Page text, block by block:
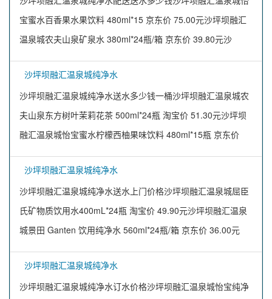
宝蜜水百香果水果饮料 480ml*15 京东价 75.00元沙坪坝融汇
温泉城农夫山泉矿泉水 380ml*24瓶/箱 京东价 39.80元沙
沙坪坝融汇温泉城纯净水
沙坪坝融汇温泉城纯净水送水多少钱一桶沙坪坝融汇温泉城农
夫山泉东方树叶茉莉花茶 500ml*24瓶 淘宝价 51.30元沙坪坝
融汇温泉城怡宝蜜水柠檬西柚果味饮料 480ml*15瓶 京东价
沙坪坝融汇温泉城纯净水
沙坪坝融汇温泉城纯净水送水上门价格沙坪坝融汇温泉城屈臣
氏矿物质饮用水400mL*24瓶 淘宝价 49.90元沙坪坝融汇温泉
城景田 Ganten 饮用纯净水 560ml*24瓶/箱 京东价 36.00元
沙坪坝融汇温泉城纯净水
沙坪坝融汇温泉城纯净水订水价格沙坪坝融汇温泉城怡宝纯净